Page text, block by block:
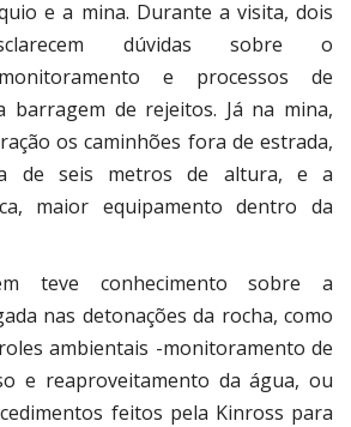
e a mina. Durante a visita, dois
dúvidas sobre o
e processos de
barragem de rejeitos. Já na mina,
os caminhões fora de estrada,
de seis metros de altura, e a
maior equipamento dentro da
teve conhecimento sobre a
nas detonações da rocha, como
ambientais -monitoramento de
e reaproveitamento da água, ou
feitos pela Kinross para